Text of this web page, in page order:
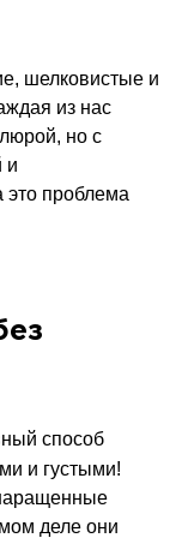
шелковистые и
из нас
но с
и
это проблема
способ
и густыми!
деле они